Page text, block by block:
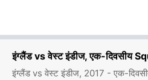
इंग्लैंड vs वेस्ट इंडीज, एक-दिवसीय
इंग्लैंड vs वेस्ट इंडीज, 2017 - एक-